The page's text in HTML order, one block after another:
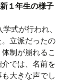
１年生の様子
式が行われ、
立派だったの
制が崩れるこ
では、名前を
大きな声でし